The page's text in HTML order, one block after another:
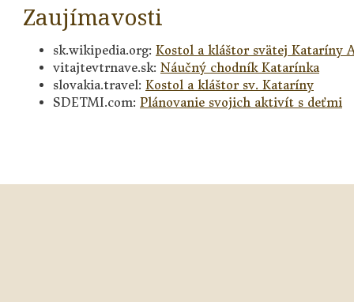
Zaujímavosti
sk.wikipedia.org: Kostol a kláštor svätej Kataríny
vitajtevtrnave.sk: Náučný chodník Katarínka
slovakia.travel: Kostol a kláštor sv. Kataríny
SDETMI.com: Plánovanie svojich aktivít s deťmi